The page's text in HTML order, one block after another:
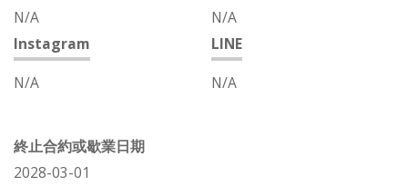
N/A
N/A
Instagram
N/A
LINE
N/A
終止合約或歇業日期
2028-03-01